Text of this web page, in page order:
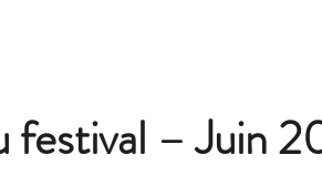
festival – Juin